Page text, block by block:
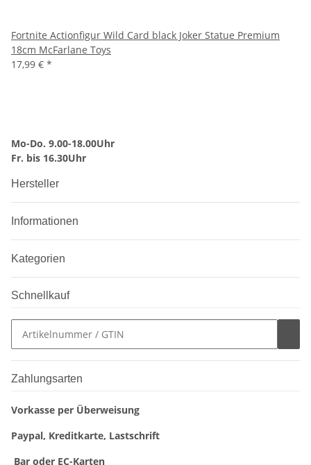
Fortnite Actionfigur Wild Card black Joker Statue Premium
18cm McFarlane Toys
17,99 € *
Mo-Do. 9.00-18.00Uhr
Fr. bis 16.30Uhr
Hersteller
Informationen
Kategorien
Schnellkauf
Zahlungsarten
Vorkasse per Überweisung
Paypal, Kreditkarte, Lastschrift
Bar oder EC-Karten